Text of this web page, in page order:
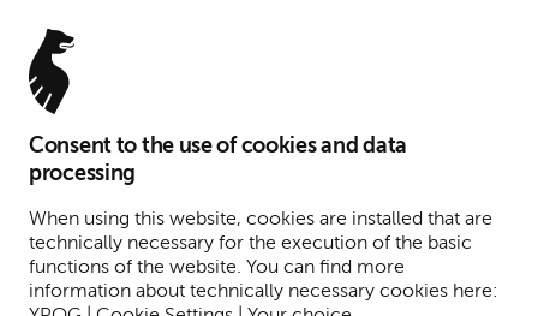
Consent to the use of cookies and data
processing
When using this website, cookies are installed that are
technically necessary for the execution of the basic
functions of the website. You can find more
information about technically necessary cookies here:
15. August 2022
und baut Geschäftsbereich
aus: Neues IP/IT Team kommt